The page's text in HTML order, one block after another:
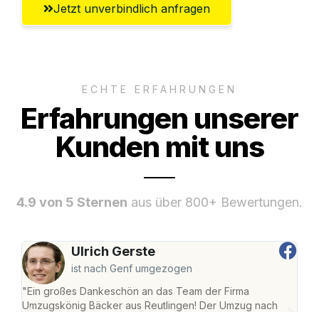
Jetzt unverbindlich anfragen
ECHTE ERFAHRUNGEN
Erfahrungen unserer
Kunden mit uns
4.9 von 5 Sternen aus über 800+ Bewertungen.
Ulrich Gerste
ist nach Genf umgezogen
"Ein großes Dankeschön an das Team der Firma
Umzugskönig Bäcker aus Reutlingen! Der Umzug nach